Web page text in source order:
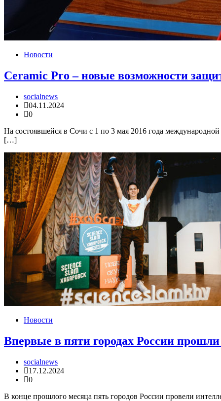
Новости
Ceramic Pro – новые возможности
socialnews
04.11.2024
0
На состоявшейся в Сочи с 1 по 3 мая 2016 года
[…]
Новости
Впервые в пяти городах России
socialnews
17.12.2024
0
В конце прошлого месяца пять городов России провели